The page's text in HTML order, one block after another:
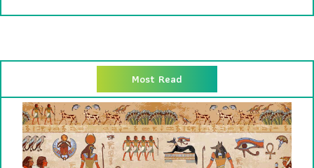
Most Read